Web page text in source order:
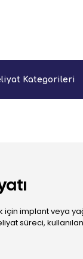
Kategorileri
için implant veya
süreci,